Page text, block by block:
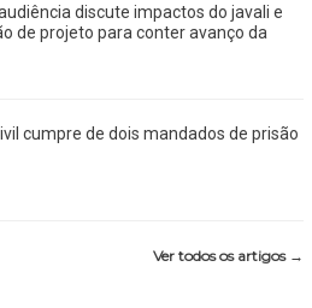
discute impactos do javali e
de projeto para conter avanço da
cumpre de dois mandados de prisão
Ver todos os artigos →